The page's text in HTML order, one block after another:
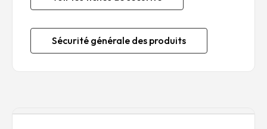
Sécurité générale des produits